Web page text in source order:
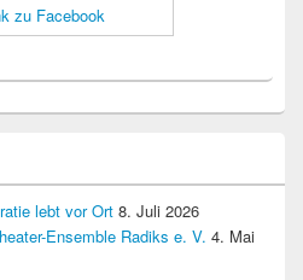
lebt vor Ort 8. Juli 2026
Ensemble Radiks e. V. 4. Mai